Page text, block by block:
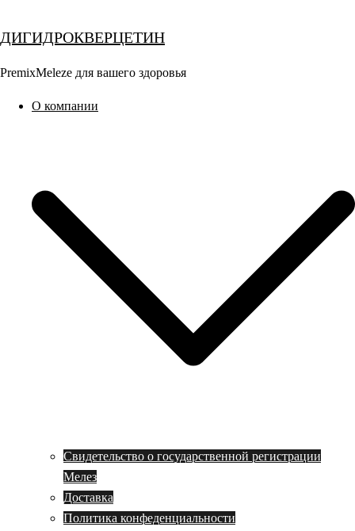
к
содержимому
ДИГИДРОКВЕРЦЕТИН
PremixMeleze для вашего здоровья
О компании
Свидетельство о государственной регистрации
Мелез
Доставка
Политика конфеденциальности